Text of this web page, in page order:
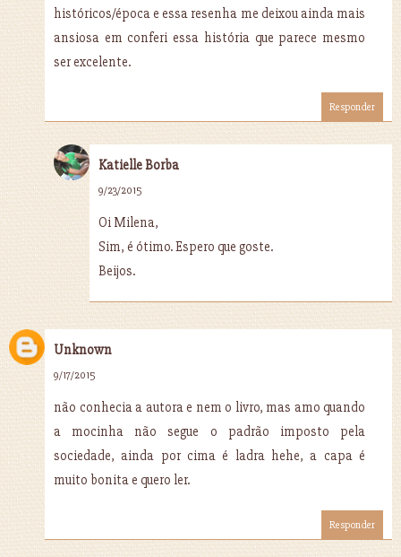
históricos/época e essa resenha me deixou ainda mais
ansiosa em conferi essa história que parece mesmo
ser excelente.
Responder
Katielle Borba
9/23/2015
Oi Milena,
Sim, é ótimo. Espero que goste.
Beijos.
Unknown
9/17/2015
não conhecia a autora e nem o livro, mas amo quando
a mocinha não segue o padrão imposto pela
sociedade, ainda por cima é ladra hehe, a capa é
muito bonita e quero ler.
Responder